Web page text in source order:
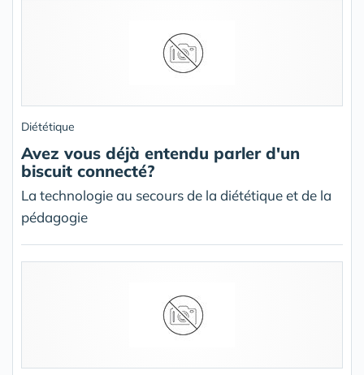
Diététique
Avez vous déjà entendu parler d'un
biscuit connecté?
La technologie au secours de la diététique et de la
pédagogie